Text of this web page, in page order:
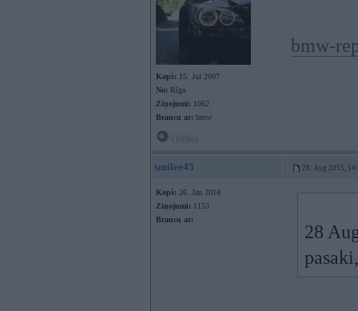
Kopš: 15. Jul 2007
No: Rīga
Ziņojumi: 1062
Braucu ar: bmw
bmw-
smilee45 28. Aug 2015,
Kopš: 26. Jan 2014
Ziņojumi: 1153
Braucu ar:
28